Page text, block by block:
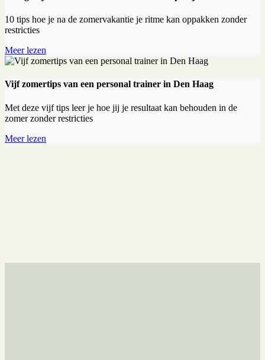
10 tips hoe je na de zomervakantie je ritme kan oppakken zonder
restricties
Meer lezen
Vijf zomertips van een personal trainer in Den Haag
Met deze vijf tips leer je hoe jij je resultaat kan behouden in de
zomer zonder restricties
Meer lezen